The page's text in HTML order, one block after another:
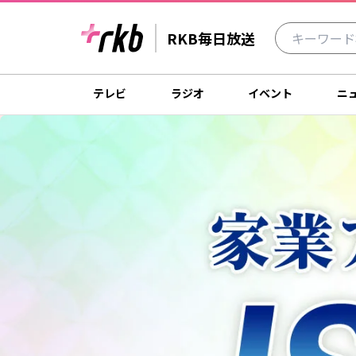
RKB毎日放送
テレビ ラジオ イベント ニ